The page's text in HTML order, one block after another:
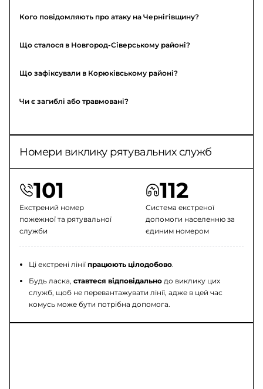
Кого повідомляють про атаку на Чернігівщину?
Що сталося в Новгород-Сіверському районі?
Що зафіксували в Корюківському районі?
Чи є загиблі або травмовані?
Номери виклику рятувальних служб
101
Екстрений номер
пожежної та рятувальної
служби
112
Система екстреної
допомоги населенню за
єдиним номером
Ці екстрені лініїпрацюють цілодобово.
Будь ласка,ставтеся відповідально до виклику цих
служб, щоб не перевантажувати лінії, адже в цей час
комусь може бути потрібна допомога.